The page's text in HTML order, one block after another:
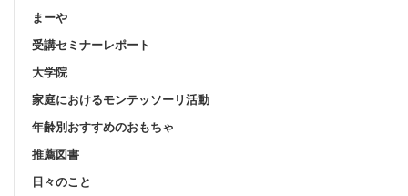
まーや
受講セミナーレポート
大学院
家庭におけるモンテッソーリ活動
年齢別おすすめのおもちゃ
推薦図書
日々のこと